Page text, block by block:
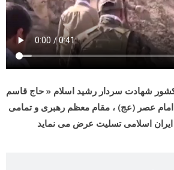
کشور شهادت سردار رشید اسلام « حاج قاسم
عصر (عج) ، مقام معظم رهبری و تمامی
اسلامی تسلیت عرض می نماید